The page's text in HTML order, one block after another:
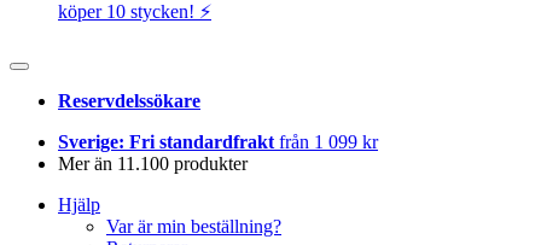
köper 10 stycken! ⚡️
Reservdelssökare
Sverige: Fri standardfrakt från 1 099 kr
Mer än 11.100 produkter
Hjälp
Var är min beställning?